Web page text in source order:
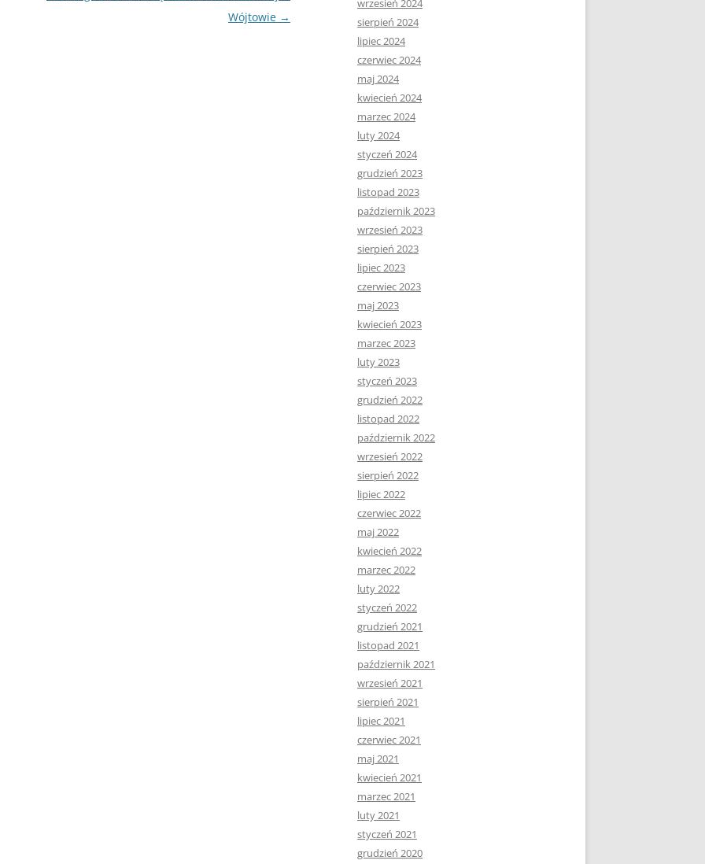
Wójtowie →
wrzesień 2024
sierpień 2024
lipiec 2024
czerwiec 2024
maj 2024
kwiecień 2024
marzec 2024
luty 2024
styczeń 2024
grudzień 2023
listopad 2023
październik 2023
wrzesień 2023
sierpień 2023
lipiec 2023
czerwiec 2023
maj 2023
kwiecień 2023
marzec 2023
luty 2023
styczeń 2023
grudzień 2022
listopad 2022
październik 2022
wrzesień 2022
sierpień 2022
lipiec 2022
czerwiec 2022
maj 2022
kwiecień 2022
marzec 2022
luty 2022
styczeń 2022
grudzień 2021
listopad 2021
październik 2021
wrzesień 2021
sierpień 2021
lipiec 2021
czerwiec 2021
maj 2021
kwiecień 2021
marzec 2021
luty 2021
styczeń 2021
grudzień 2020